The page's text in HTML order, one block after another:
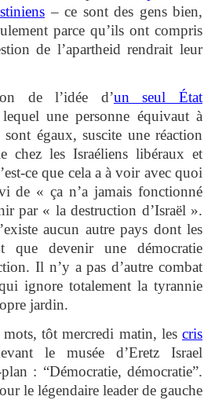
– ce sont des gens bien,
parce qu’ils ont compris
de l’apartheid rendrait leur
de l’idée d’un seul État
une personne équivaut à
égaux, suscite une réaction
chez les Israéliens libéraux et
ce que cela a à voir avec quoi
de « ça n’a jamais fonctionné
par « la destruction d’Israël ».
aucun autre pays dont les
que devenir une démocratie
Il n’y a pas d’autre combat
ignore totalement la tyrannie
jardin.
mots, tôt mercredi matin, les cris
le musée d’Eretz Israel
: “Démocratie, démocratie”.
le légendaire leader de gauche